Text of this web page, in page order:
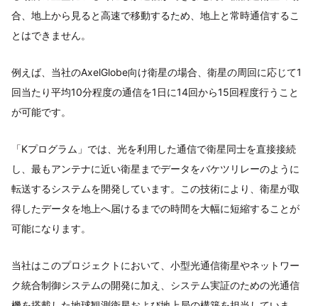
合、地上から見ると高速で移動するため、地上と常時通信するこ
とはできません。
例えば、当社のAxelGlobe向け衛星の場合、衛星の周回に応じて1
回当たり平均10分程度の通信を1日に14回から15回程度行うこと
が可能です。
「Kプログラム」では、光を利用した通信で衛星同士を直接接続
し、最もアンテナに近い衛星までデータをバケツリレーのように
転送するシステムを開発しています。この技術により、衛星が取
得したデータを地上へ届けるまでの時間を大幅に短縮することが
可能になります。
当社はこのプロジェクトにおいて、小型光通信衛星やネットワー
ク統合制御システムの開発に加え、システム実証のための光通信